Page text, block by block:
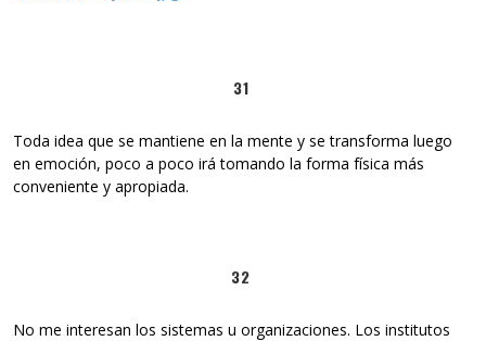
31
Toda idea que se mantiene en la mente y se transforma luego
en emoción, poco a poco irá tomando la forma física más
conveniente y apropiada.
32
No me interesan los sistemas u organizaciones. Los institutos